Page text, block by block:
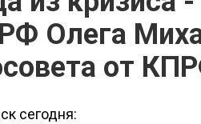
Олега
от
сегодня: